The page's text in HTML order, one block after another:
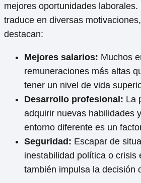
mejores oportunidades
traduce en diversas
destacan:
Mejores salarios: Muchos
remuneraciones más altas
tener un nivel de vida
Desarrollo profesional: La
adquirir nuevas habilidades
entorno diferente es un
Seguridad: Escapar de
inestabilidad política o crisis
también impulsa la decisión